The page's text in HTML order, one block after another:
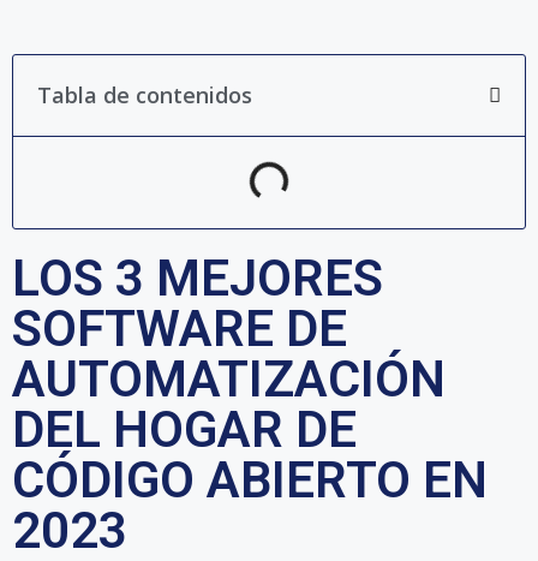
Tabla de contenidos
LOS 3 MEJORES
SOFTWARE DE
AUTOMATIZACIÓN
DEL HOGAR DE
CÓDIGO ABIERTO EN
2023